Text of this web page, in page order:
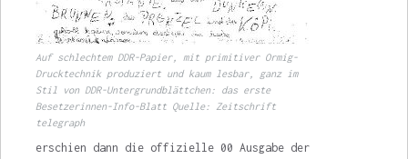
Auf schlechtem DDR-Papier, mit primitiver Ormig-
Drucktechnik produziert und kaum lesbar, ganz im
Stil von DDR-Untergrundblättchen: das erste
Besetzerinnen-Info-Blatt Quelle: Zeitschrift
telegraph
erschien dann die offizielle 00 Ausgabe der